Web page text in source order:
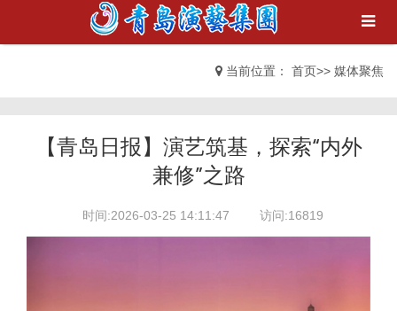
当前位置： 首页>> 媒体聚焦
【青岛日报】演艺筑基，探索“内外
兼修”之路
时间:2026-03-25 14:11:47 访问:16819